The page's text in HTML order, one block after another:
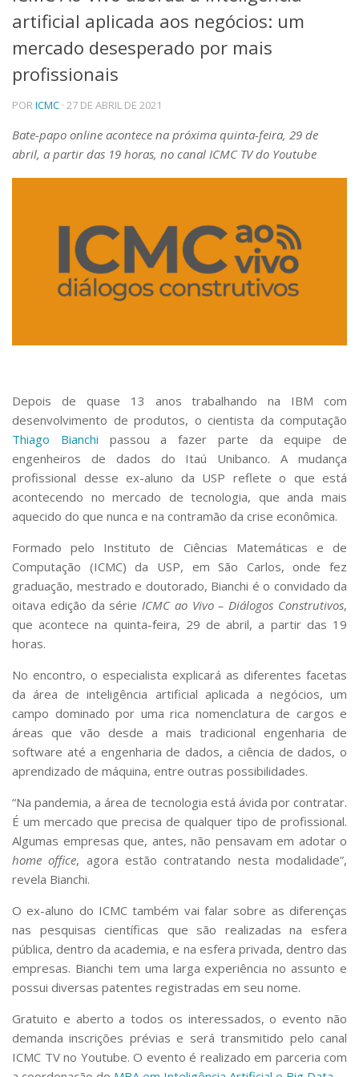
Telefones e Mapas
Pessoas
Ensino
Graduação
Educação a distância
Cursos de Extensão
Pesquisa e Inovação
Linhas de Pesquisa
Iniciação Científica
Transferência de Tecnologia
Empresas Juniores
Extensão à Comunidade
Museus e Espaços Interativos
Apoio ao Estudante
Segurança, Trânsito e Prevenção
RH, Administrativo e Financeiro
Outros serviços
Comunicação
Assessorias e Mídias
Aplicativos e Sites
Agenda de Eventos
Defesa de Teses
artificial aplicada aos negócios: um
mercado desesperado por mais
profissionais
PORICMC · 27 DE ABRIL DE 2021
Bate-papo online acontece na próxima quinta-feira, 29 de
abril, a partir das 19 horas, no canal ICMC TV do Youtube
Depois de quase 13 anos trabalhando na IBM com
desenvolvimento de produtos, o cientista da computação
Thiago Bianchi passou a fazer parte da equipe de
engenheiros de dados do Itaú Unibanco. A mudança
profissional desse ex-aluno da USP reflete o que está
acontecendo no mercado de tecnologia, que anda mais
aquecido do que nunca e na contramão da crise econômica.
Formado pelo Instituto de Ciências Matemáticas e de
Computação (ICMC) da USP, em São Carlos, onde fez
graduação, mestrado e doutorado, Bianchi é o convidado da
oitava edição da série ICMC ao Vivo – Diálogos Construtivos,
que acontece na quinta-feira, 29 de abril, a partir das 19
horas.
No encontro, o especialista explicará as diferentes facetas
da área de inteligência artificial aplicada a negócios, um
campo dominado por uma rica nomenclatura de cargos e
áreas que vão desde a mais tradicional engenharia de
software até a engenharia de dados, a ciência de dados, o
aprendizado de máquina, entre outras possibilidades.
“Na pandemia, a área de tecnologia está ávida por contratar.
É um mercado que precisa de qualquer tipo de profissional.
Algumas empresas que, antes, não pensavam em adotar o
home office, agora estão contratando nesta modalidade”,
revela Bianchi.
O ex-aluno do ICMC também vai falar sobre as diferenças
nas pesquisas científicas que são realizadas na esfera
pública, dentro da academia, e na esfera privada, dentro das
empresas. Bianchi tem uma larga experiência no assunto e
possui diversas patentes registradas em seu nome.
Gratuito e aberto a todos os interessados, o evento não
demanda inscrições prévias e será transmitido pelo canal
ICMC TV no Youtube. O evento é realizado em parceria com